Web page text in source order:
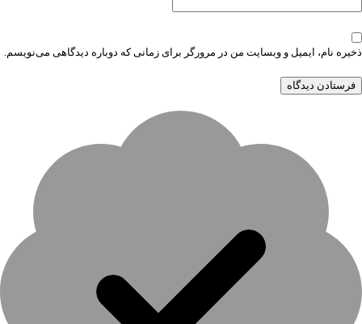
ذخیره نام، ایمیل و وبسایت من در مرورگر برای زمانی که دوباره دیدگاهی می‌نویسم.